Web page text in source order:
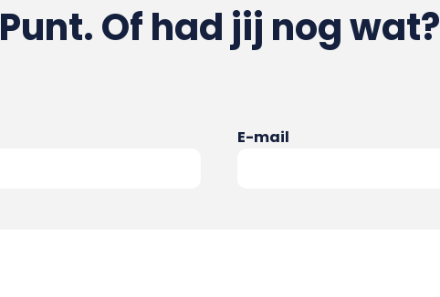
Punt. Of had jij nog wat?
E-mail